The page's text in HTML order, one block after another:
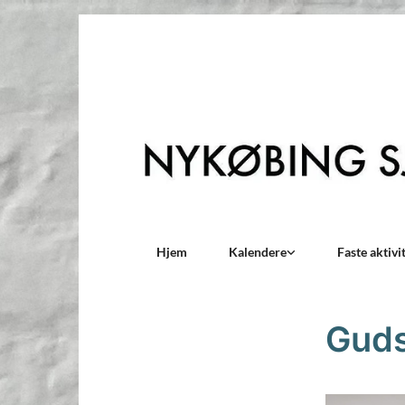
Hjem Kalendere Faste